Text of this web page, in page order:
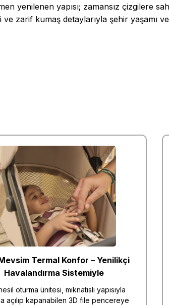
yenilenen yapısı; zamansız çizgilere
zarif kumaş detaylarıyla şehir yaşamı
Termal Konfor – Yenilikçi
Havalandırma Sistemiyle
oturma ünitesi, mıknatıslı yapısıyla
açılıp kapanabilen 3D file pencereye